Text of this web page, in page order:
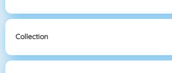
Collection